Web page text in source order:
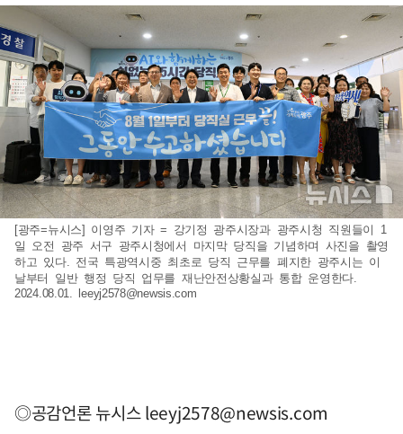
[광주=뉴시스] 이영주 기자 = 강기정 광주시장과 광주시청 직원들이 1
일 오전 광주 서구 광주시청에서 마지막 당직을 기념하며 사진을 촬영
하고 있다. 전국 특광역시중 최초로 당직 근무를 폐지한 광주시는 이
날부터 일반 행정 당직 업무를 재난안전상황실과 통합 운영한다.
2024.08.01. leeyj2578@newsis.com
◎공감언론 뉴시스leeyj2578@newsis.com